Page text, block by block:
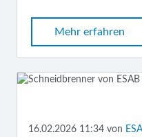
Mehr erfahren
16.02.2026 11:34 von